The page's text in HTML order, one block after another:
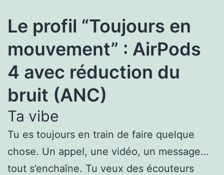
Le profil “Toujours en
mouvement” : AirPods
4 avec réduction du
bruit (ANC)
Ta vibe
Tu es toujours en train de faire quelque
chose. Un appel, une vidéo, un message…
tout s’enchaîne. Tu veux des écouteurs